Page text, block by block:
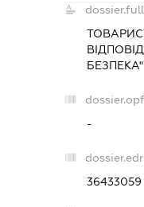
БЕЗПЕКА"
-
36433059